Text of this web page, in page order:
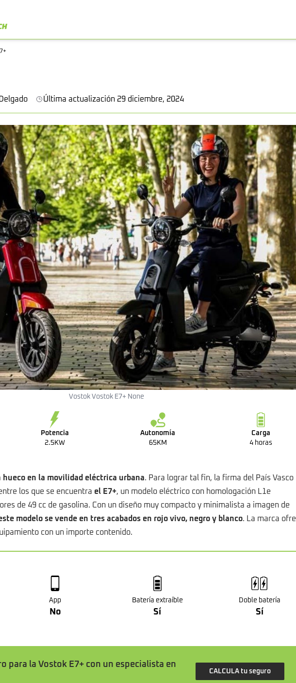
Última actualización 29 diciembre, 2024
Vostok Vostok E7+ None
Potencia
2.5KW
Autonomía
65KM
Carga
4 horas
hueco en la movilidad eléctrica urbana. Para lograr tal fin, la firma del País Vasco
los que se encuentra el E7+, un modelo eléctrico con homologación L1e
de 49 cc de gasolina. Con un diseño muy compacto y minimalista a imagen de
modelo se vende en tres acabados en rojo vivo, negro y blanco. La marca
con un importe contenido.
App
No
Batería extraíble
Sí
Doble batería
Sí
para la Vostok E7+ con un especialista en
CALCULA tu seguro